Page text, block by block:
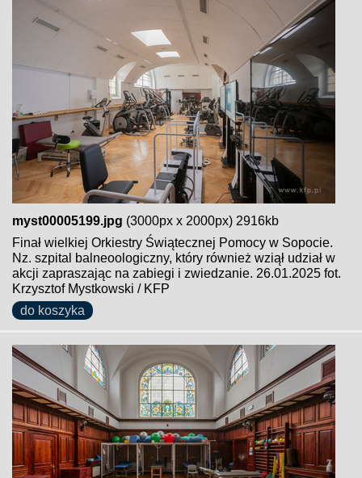
myst00005199.jpg (3000px x 2000px) 2916kb
Finał wielkiej Orkiestry Świątecznej Pomocy w Sopocie.
Nz. szpital balneoologiczny, który również wziął udział w
akcji zapraszając na zabiegi i zwiedzanie. 26.01.2025 fot.
Krzysztof Mystkowski / KFP
do koszyka